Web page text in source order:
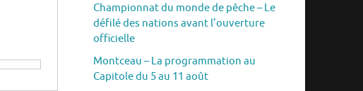
Championnat du monde de pêche – Le
défilé des nations avant l’ouverture
officielle
Montceau – La programmation au
Capitole du 5 au 11 août